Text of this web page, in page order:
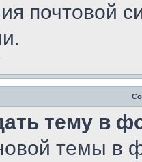
почтовой
тему в
темы в